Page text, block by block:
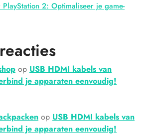
PlayStation 2: Optimaliseer je game-
op USB HDMI kabels van
je apparaten eenvoudig!
op USB HDMI kabels van
je apparaten eenvoudig!